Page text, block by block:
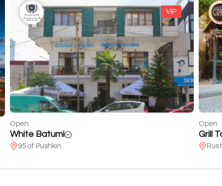
VIP
Open
Grill Town
Rustaveli str. 24
Open
Craft
2